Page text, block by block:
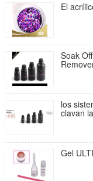
El
Soak
los
clavan
Gel